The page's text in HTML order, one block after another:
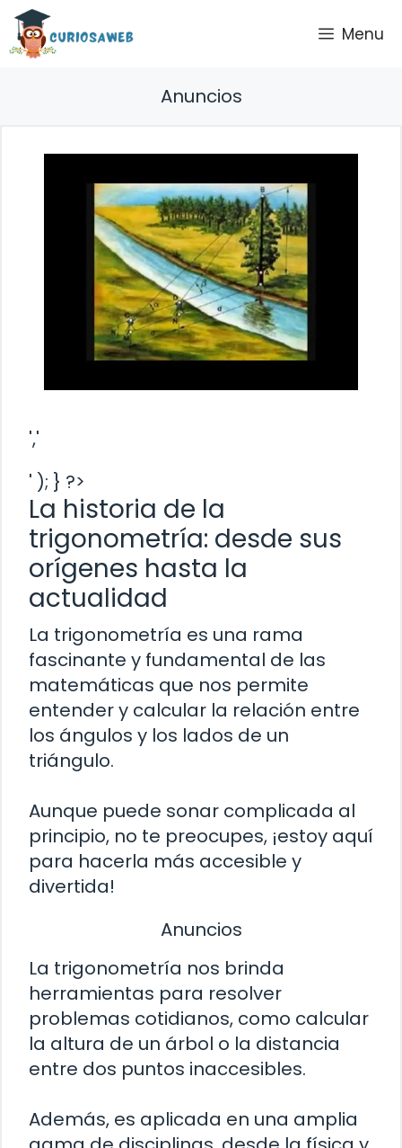
Saltar
contenido
Menu
Anuncios
','
' ); } ?>
La historia de la
trigonometría: desde sus
orígenes hasta la
actualidad
La trigonometría es una rama
fascinante y fundamental de las
matemáticas que nos permite
entender y calcular la relación entre
los ángulos y los lados de un
triángulo.
Aunque puede sonar complicada al
principio, no te preocupes, ¡estoy aquí
para hacerla más accesible y
divertida!
Anuncios
La trigonometría nos brinda
herramientas para resolver
problemas cotidianos, como calcular
la altura de un árbol o la distancia
entre dos puntos inaccesibles.
Además, es aplicada en una amplia